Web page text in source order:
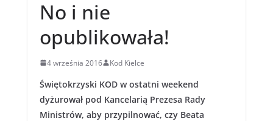
No i nie
opublikowała!
4 września 2016 Kod Kielce
Świętokrzyski KOD w ostatni weekend
dyżurował pod Kancelarią Prezesa Rady
Ministrów, aby przypilnować, czy Beata